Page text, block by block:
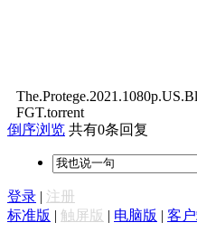
FGT.torrent
倒序浏览 共有0条回复
登录 | 注册
标准版 | 触屏版 | 电脑版 | 客